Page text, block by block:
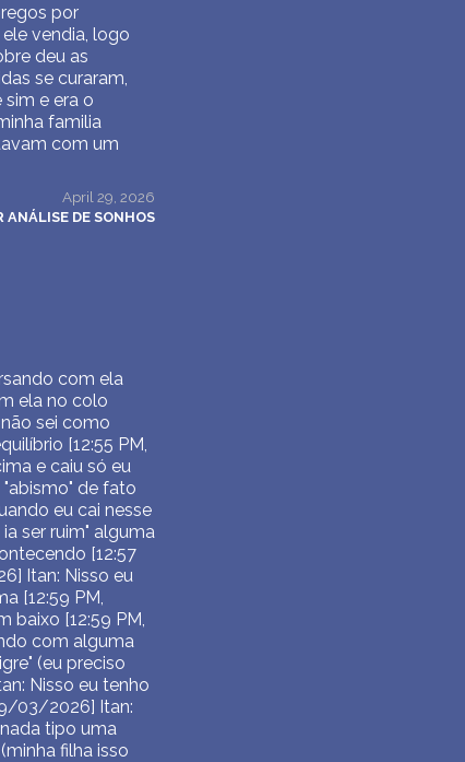
por
vendia, logo
deu as
se curaram,
e era o
familia
com um
April 29, 2026
ANÁLISE DE SONHOS
com ela
ela no colo
sei como
[12:55 PM,
e caiu só eu
de fato
eu cai nesse
ser ruim" alguma
[12:57
Itan: Nisso eu
[12:59 PM,
[12:59 PM,
com alguma
(eu preciso
Nisso eu tenho
03/2026] Itan:
tipo uma
filha isso